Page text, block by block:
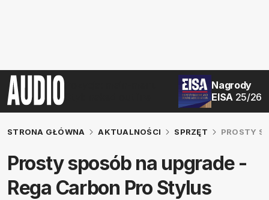
Nagrody
EISA 25/26
STRONA GŁÓWNA AKTUALNOŚCI SPRZĘT PROSTY
Prosty sposób na upgrade -
Rega Carbon Pro Stylus